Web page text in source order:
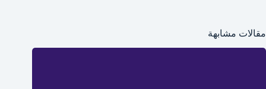
مقالات مشابهة